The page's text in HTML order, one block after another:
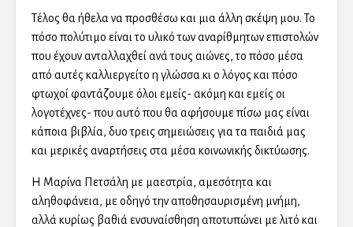
Τέλος θα ήθελα να προσθέσω και μια άλλη σκέψη μου. Το
πόσο πολύτιμο είναι το υλικό των αναρίθμητων επιστολών
που έχουν ανταλλαχθεί ανά τους αιώνες, το πόσο μέσα
από αυτές καλλιεργείτο η γλώσσα κι ο λόγος και πόσο
φτωχοί φαντάζουμε όλοι εμείς- ακόμη και εμείς οι
λογοτέχνες- που αυτό που θα αφήσουμε πίσω μας είναι
κάποια βιβλία, δυο τρεις σημειώσεις για τα παιδιά μας
και μερικές αναρτήσεις στα μέσα κοινωνικής δικτύωσης.
Η Μαρίνα Πετσάλη με μαεστρία, αμεσότητα και
αληθοφάνεια, με οδηγό την αποθησαυρισμένη μνήμη,
αλλά κυρίως βαθιά ενσυναίσθηση αποτυπώνει με λιτό και